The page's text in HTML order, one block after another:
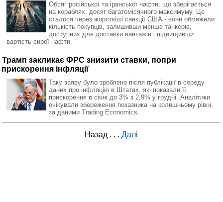
Обсяг російської та іранської нафти, що зберігається
на кораблях, досяг багатомісячного максимуму. Це
сталося через жорсткіші санкції США - вони обмежили
кількість покупців, залишивши менше танкерів,
доступних для доставки вантажів і підвищивши
вартість сирої нафти.
Трамп закликає ФРС знизити ставки, попри
прискорення інфляції
Таку заяву було зроблено після публікації в середу
даних про інфляцію в Штатах, які показали її
прискорення в січні до 3% з 2,9% у грудні. Аналітики
очікували збереження показника на колишньому рівні,
за даними Trading Economics.
Назад . . . Далі